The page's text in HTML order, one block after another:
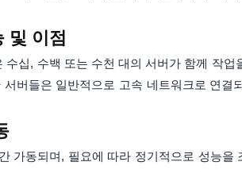
및 이점
수십, 수백 또는 수천 대의 서버가 함께 작업
서버들은 일반적으로 고속 네트워크로 연결
가동되며, 필요에 따라 정기적으로 성능을